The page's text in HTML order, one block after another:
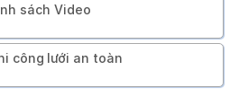
sách Video
công lưới an toàn